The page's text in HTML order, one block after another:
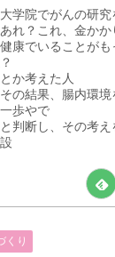
大学院でがんの研
あれ？これ、金か
健康でいることが
とか考えた人
その結果、腸内環
歩やで
と判断し、その考
くり